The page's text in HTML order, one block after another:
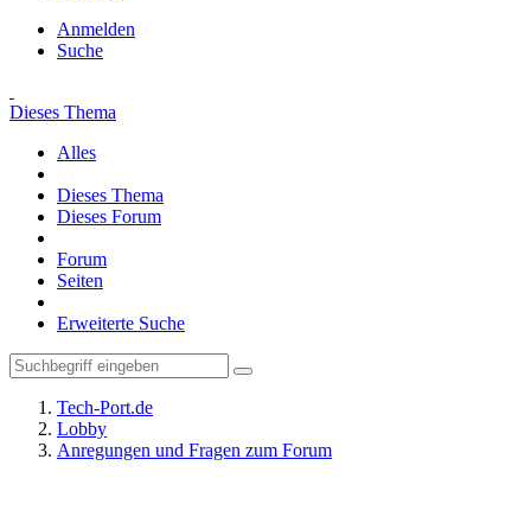
Anmelden
Suche
Dieses Thema
Alles
Dieses Thema
Dieses Forum
Forum
Seiten
Erweiterte Suche
Tech-Port.de
Lobby
Anregungen und Fragen zum Forum